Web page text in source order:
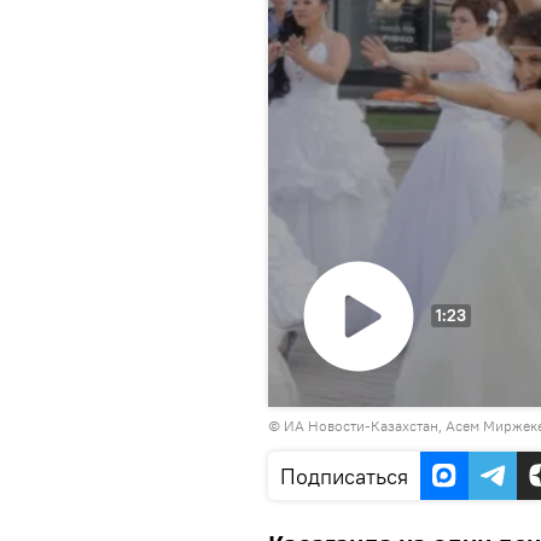
видео
1:23
© ИА Новости-Казахстан, Асем
Подписаться